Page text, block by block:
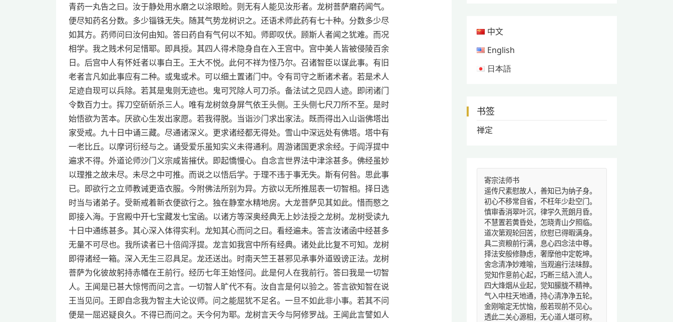
青药一丸告之曰。汝于静处用水磨之以涂眼睑。则无有人能见汝形者。龙树菩萨磨药闻气。
便尽知药名分数。多少锱铢无失。随其气势龙树识之。还语术师此药有七十种。分数多少尽
如其方。药师问曰汝何由知。答曰药自有气何以不知。师即叹伏。顾斯人者闻之犹难。而况
相学。我之贱术何足惜耶。即具授。其四人得术隐身自在入王宫中。宫中美人皆被侵陵百余
日。后宫中人有怀妊者以事白王。王大不悦。此何不祥为怪乃尔。召诸智臣以谋此事。有旧
老者言凡如此事应有二种。或鬼或术。可以细土置诸门中。令有司守之断诸术者。若是术人
足迹自现可以兵除。若其是鬼则无迹也。鬼可咒除人可刀杀。备法试之见四人迹。即闭诸门
令数百力士。挥刀空斫斫杀三人。唯有龙树敛身屏气依王头侧。王头侧七尺刀所不至。是时
始悟欲为苦本。厌欲心生发出家愿。若我得脱。当诣沙门求出家法。既而得出入山诣佛塔出
家受戒。九十日中诵三藏。尽通诸深义。更求诸经都无得处。雪山中深远处有佛塔。塔中有
一老比丘。以摩诃衍经与之。诵受爱乐虽知实义未得通利。周游诸国更求余经。于阎浮提中
遍求不得。外道论师沙门义宗咸皆摧伏。即起憍慢心。自念言世界法中津涂甚多。佛经虽妙
以理推之故未尽。未尽之中可推。而说之以悟后学。于理不违于事无失。斯有何咎。思此事
已。即欲行之立师教诫更造衣服。今附佛法所别为异。方欲以无所推屈表一切智相。择日选
时当与诸弟子。受新戒着新衣便欲行之。独在静室水精地房。大龙菩萨见其如此。惜而愍之
即接入海。于宫殿中开七宝藏发七宝函。以诸方等深奥经典无上妙法授之龙树。龙树受读九
十日中通练甚多。其心深入体得实利。龙知其心而问之曰。看经遍未。答言汝诸函中经甚多
无量不可尽也。我所读者已十倍阎浮提。龙言如我宫中所有经典。诸处此比复不可知。龙树
即得诸经一箱。深入无生三忍具足。龙还送出。时南天竺王甚邪见承事外道毁谤正法。龙树
菩萨为化彼故躬持赤幡在王前行。经历七年王始怪问。此是何人在我前行。答曰我是一切智
人。王闻是已甚大惊愕而问之言。一切智人旷代不有。汝自言是何以验之。答言欲知智在说
王当见问。王即自念我为智主大论议师。问之能屈犹不足名。一旦不如此非小事。若其不问
便是一屈迟疑良久。不得已而问之。天今何为耶。龙树言天今与阿修罗战。王闻此言譬如人
中文
English
日本語
书签
禅定
寄宗法师书
遥传尺素慰故人，善知已为纳子身。
初心不移常自省，不枉年少赴空门。
慎审香消翠叶沉，律学久荒朗月昏。
不慧置若黄昏处，怎晓青山夕照临。
道次第观轮回苦，欣慰已得暇满身。
具二资粮前行满，息心四念法中尊。
择法安般修静虑，奢摩他中定乾坤。
舍念清净妙难喻，当观遍行法味醇。
觉知作意前心起，巧断三结入流人。
四大烽烟从业起，觉知朦胧不精神。
气入中柱天地通，持心清净净五轮。
金刚喻定无忧恼，般若现前不见心。
透此二关心源相，无心道人堪可称。